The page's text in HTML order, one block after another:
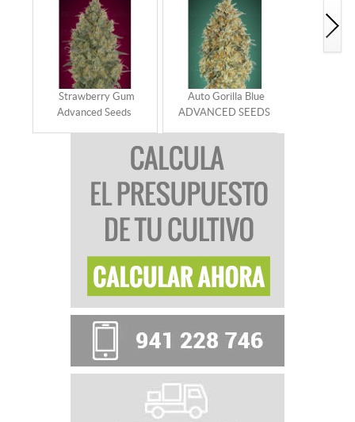
Strawberry Gum
Advanced Seeds
Auto Gorilla Blue
ADVANCED SEEDS